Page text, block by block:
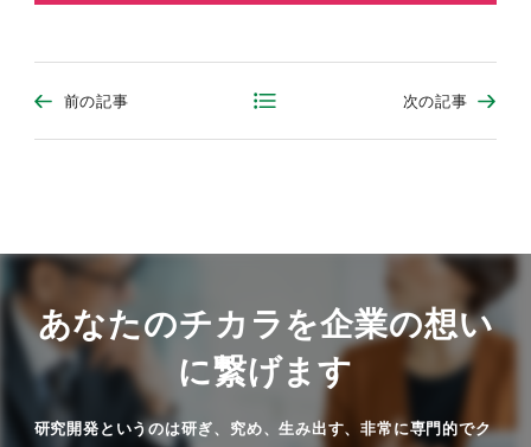
前の記事 次の記事
あなたのチカラを企業の想い
に繋げます
研究開発というのは研ぎ、究め、生み出す、非常に専門的でク